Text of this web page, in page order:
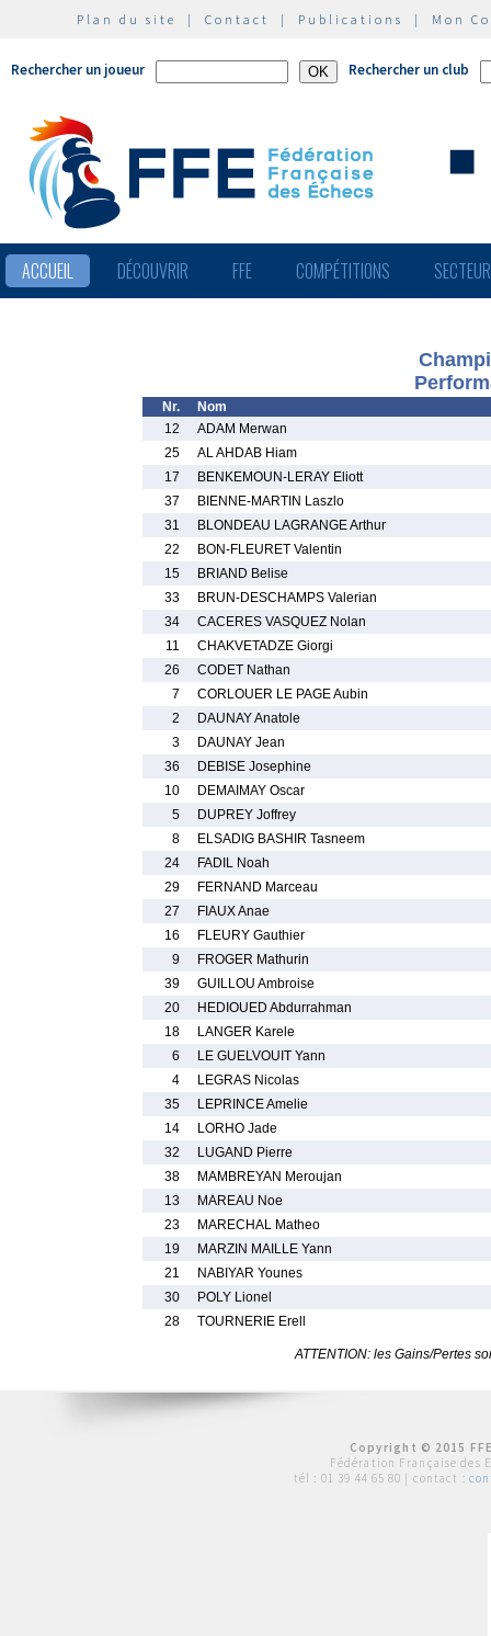
Plan du site | Contact | Publications | Mon
Rechercher un joueur Rechercher un club
ACCUEIL DÉCOUVRIR FFE COMPÉTITIONS
Nr.
Nom
12
ADAM Merwan
25
AL AHDAB Hiam
17
BENKEMOUN-LERAY Eliott
37
BIENNE-MARTIN Laszlo
31
BLONDEAU LAGRANGE Arthur
22
BON-FLEURET Valentin
15
BRIAND Belise
33
BRUN-DESCHAMPS Valerian
34
CACERES VASQUEZ Nolan
11
CHAKVETADZE Giorgi
26
CODET Nathan
7
CORLOUER LE PAGE Aubin
2
DAUNAY Anatole
3
DAUNAY Jean
36
DEBISE Josephine
10
DEMAIMAY Oscar
5
DUPREY Joffrey
8
ELSADIG BASHIR Tasneem
24
FADIL Noah
29
FERNAND Marceau
27
FIAUX Anae
16
FLEURY Gauthier
9
FROGER Mathurin
39
GUILLOU Ambroise
20
HEDIOUED Abdurrahman
18
LANGER Karele
6
LE GUELVOUIT Yann
4
LEGRAS Nicolas
35
LEPRINCE Amelie
14
LORHO Jade
32
LUGAND Pierre
38
MAMBREYAN Meroujan
13
MAREAU Noe
23
MARECHAL Matheo
19
MARZIN MAILLE Yann
21
NABIYAR Younes
30
POLY Lionel
28
TOURNERIE Erell
ATTENTION: les Gains/Pertes
Copyright © 2015
Fédération Française des
tél : 01 39 44 65 80 | contact :